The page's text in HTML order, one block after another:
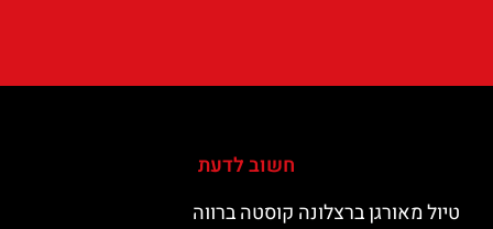
חשוב לדעת
טיול מאורגן ברצלונה קוסטה ברווה